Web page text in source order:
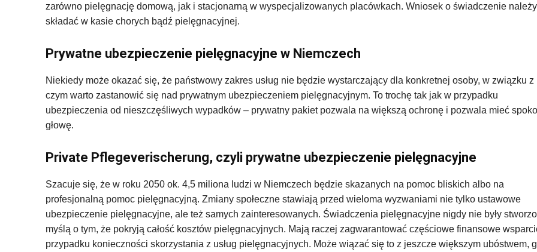
zarówno pielęgnację domową, jak i stacjonarną w wyspecjalizowanych placówkach. Wniosek o świadczenie należy
składać w kasie chorych bądź pielęgnacyjnej.
Prywatne ubezpieczenie pielęgnacyjne w Niemczech
Niekiedy może okazać się, że państwowy zakres usług nie będzie wystarczający dla konkretnej osoby, w związku z
czym warto zastanowić się nad prywatnym ubezpieczeniem pielęgnacyjnym. To trochę tak jak w przypadku
ubezpieczenia od nieszczęśliwych wypadków – prywatny pakiet pozwala na większą ochronę i pozwala mieć
głowę.
Private Pflegeverischerung, czyli prywatne ubezpieczenie pielęgnacyjne
Szacuje się, że w roku 2050 ok. 4,5 miliona ludzi w Niemczech będzie skazanych na pomoc bliskich albo na
profesjonalną pomoc pielęgnacyjną. Zmiany społeczne stawiają przed wieloma wyzwaniami nie tylko ustawowe
ubezpieczenie pielęgnacyjne, ale też samych zainteresowanych. Świadczenia pielęgnacyjne nigdy nie były
myślą o tym, że pokryją całość kosztów pielęgnacyjnych. Mają raczej zagwarantować częściowe finansowe
przypadku konieczności skorzystania z usług pielęgnacyjnych. Może wiązać się to z jeszcze większym ubóstwem,